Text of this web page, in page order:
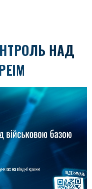
НАД